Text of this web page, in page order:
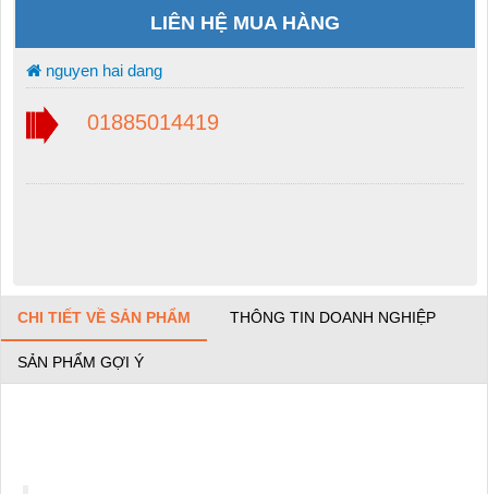
LIÊN HỆ MUA HÀNG
nguyen hai dang
01885014419
CHI TIẾT VỀ SẢN PHẨM THÔNG TIN DOANH NGHIỆP
SẢN PHẨM GỢI Ý